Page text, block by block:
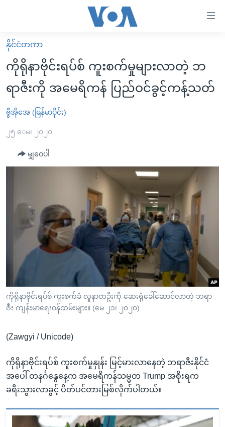
လွယ်ကူ
စေ
သည့်
Link
များ
ပင်မ
စာမျက်နှာ
ကျော်
ကြည့်
ရန်
ရန်
သို့
ကျော်
ရန်
မူလစာမျက်နှာ
မြန်မာ
ကမ္ဘာ့သတင်းများ
နိုင်ငံတကာ
အစ္စရေး-ပါလက်စတိုင်း
ဗွီဒီယို
အင်္ဂလိပ်စာလေ့လာမယ်
ရုပ်ရှင်ထဲက အင်္ဂလိပ်စာ
သုတပဒေသာ အင်္ဂလိပ်စာ
ရေဒီယိုနှင့်ရုပ်သံ အချက်အလက်များ
ရေဒီယို/တီဗွီအစီအစဉ်
Learning English
ဗွီအိုအေ လူမှုကွန်ယက်များ
နိုင်ငံတကာ
ကိုရိုနာဗိုင်းရပ်စ် ကူးစက်မှုများလာတဲ့ ဘ
ရာဇီးကို အမေရိကန် ပြည်ဝင်ခွင့်ကန့်သတ်
ဗွီအိုအေ (မြန်မာပိုင်း)
၂၅ ေမ၊ ၂၀၂၀
မျှဝေပါ
ကိုရိုနာဗိုင်းရပ်စ် ကူးစက်ခံ လူနာတဦးကို ဆေးရုံခေါ်ဆောင်လာတဲ့ ဘရာ
ဇီး ကျန်းမာရေးဝန်ထမ်းများ။ (မေ ၂၁၊ ၂၀၂၀)
(Zawgyi / Unicode)
ကိုရိုနာဗိုင်းရပ်စ် ကူးစက်မှုနှုန်း မြင့်မားလာနေတဲ့ ဘရာဇီးနိုင်ငံ
အပေါ် တနင်္ဂနွေနေ့က အမေရိကန်သမ္မတ Trump အစိုးရက
ခရီးသွားလာခွင့် ပိတ်ပင်တားမြစ်လိုက်ပါတယ်။